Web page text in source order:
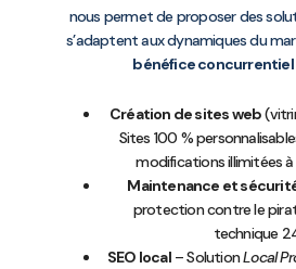
nous permet de proposer des
s’adaptent aux dynamiques du
bénéfice
Création de sites web
Sites 100 %
modifications illimitées
Maintenance et
protection contre le
technique
SEO local– SolutionLocal